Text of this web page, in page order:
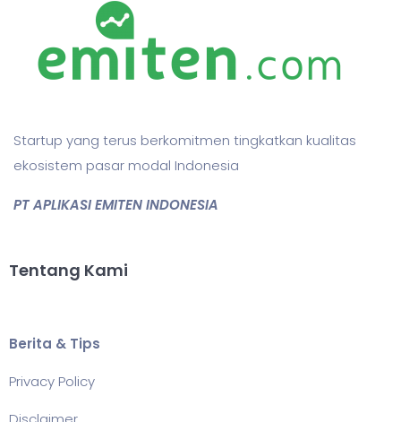
Startup yang terus berkomitmen tingkatkan kualitas
ekosistem pasar modal Indonesia
PT APLIKASI EMITEN INDONESIA
Tentang Kami
Berita & Tips
Privacy Policy